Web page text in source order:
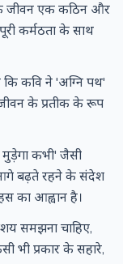
जीवन एक कठिन और
कर्मठता के साथ
कि कवि ने 'अग्नि पथ'
जीवन के प्रतीक के रूप
मुड़ेगा कभी' जैसी
आगे बढ़ते रहने के संदेश
का आह्वान है।
समझना चाहिए,
भी प्रकार के सहारे,